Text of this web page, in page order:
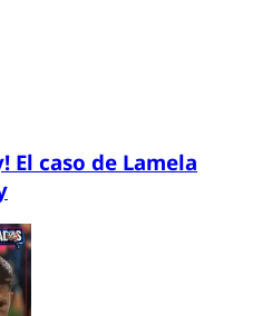
El caso de Lamela